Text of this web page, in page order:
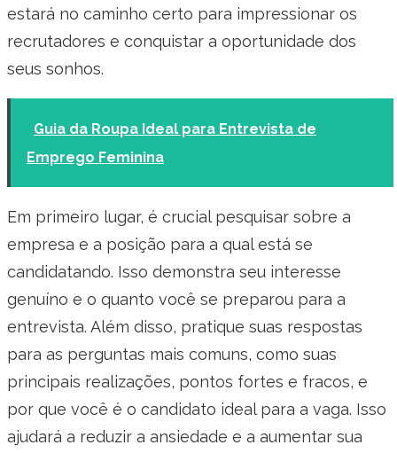
estará no caminho certo para impressionar os
recrutadores e conquistar a oportunidade dos
seus sonhos.
Guia da Roupa Ideal para Entrevista de
Emprego Feminina
Em primeiro lugar, é crucial pesquisar sobre a
empresa e a posição para a qual está se
candidatando. Isso demonstra seu interesse
genuíno e o quanto você se preparou para a
entrevista. Além disso, pratique suas respostas
para as perguntas mais comuns, como suas
principais realizações, pontos fortes e fracos, e
por que você é o candidato ideal para a vaga. Isso
ajudará a reduzir a ansiedade e a aumentar sua